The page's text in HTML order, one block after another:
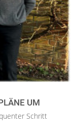
UM
Schritt